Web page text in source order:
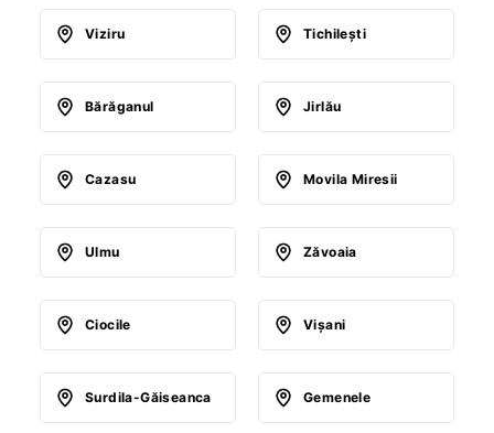
Viziru Tichileşti
Bărăganul Jirlău
Cazasu Movila Miresii
Ulmu Zăvoaia
Ciocile Vişani
Surdila-Găiseanca Gemenele